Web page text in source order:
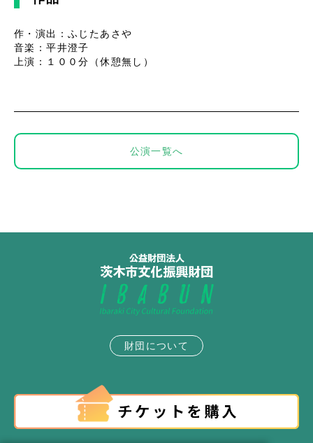
作・演出：ふじたあさや
音楽：平井澄子
上演：１００分（休憩無し）
公演一覧へ
財団について